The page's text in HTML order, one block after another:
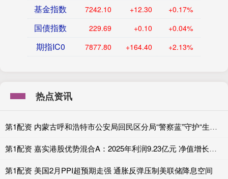
基金指数 7242.10 +12.30 +0.17%
国债指数 229.69 +0.10 +0.04%
期指IC0 7877.80 +164.40 +2.13%
热点资讯
第1配资 内蒙古呼和浩特市公安局回民区分局“警察蓝”守护“生态绿”
第1配资 嘉实港股优势混合A：2025年利润9.23亿元 净值增长率23.36%
第1配资 美国2月PPI超预期走强 通胀反弹压制美联储降息空间